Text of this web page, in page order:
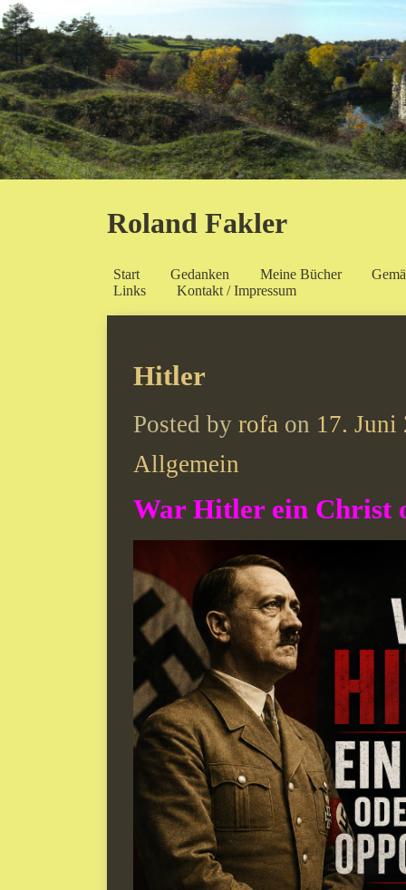
Roland Fakler
Start Gedanken Meine Bücher
Links
Kontakt / Impressum
Hitler
Posted by rofa on 17. Juni
Allgemein
War Hitler ein Christ